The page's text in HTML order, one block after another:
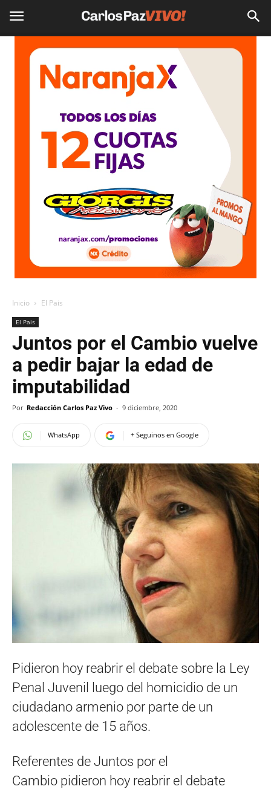
Inicio El Pais
El Pais
Juntos por el Cambio vuelve
a pedir bajar la edad de
imputabilidad
Por Redacción Carlos Paz Vivo - 9 diciembre, 2020
WhatsApp + Seguinos en Google
Pidieron hoy reabrir el debate sobre la Ley
Penal Juvenil luego del homicidio de un
ciudadano armenio por parte de un
adolescente de 15 años.
Referentes de Juntos por el
Cambio pidieron hoy reabrir el debate